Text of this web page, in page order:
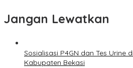
Jangan Lewatkan
Sosialisasi P4GN dan Tes Urine
Kabupaten Bekasi